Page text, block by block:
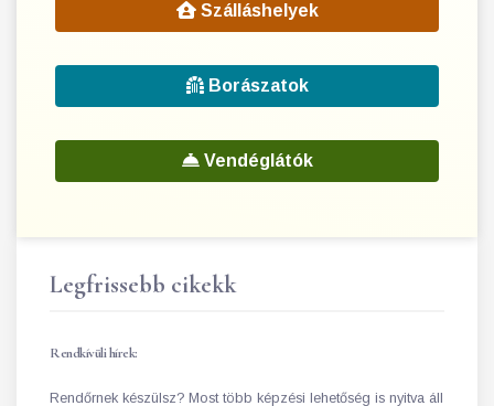
Szálláshelyek
Borászatok
Vendéglátók
Legfrissebb cikekk
Rendkívüli hírek:
Rendőrnek készülsz? Most több képzési lehetőség is nyitva áll